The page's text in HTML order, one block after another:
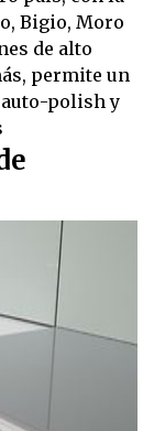
Bigio, Moro
de alto
permite un
polish y